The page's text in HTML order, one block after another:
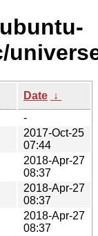
Date ↓
-
2017-Oct-25
07:44
2018-Apr-27
08:37
2018-Apr-27
08:37
2018-Apr-27
08:37